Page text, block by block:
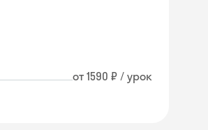
от 1590 ₽ / урок